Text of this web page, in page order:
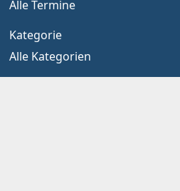
Alle Termine
Kategorie
Alle Kategorien